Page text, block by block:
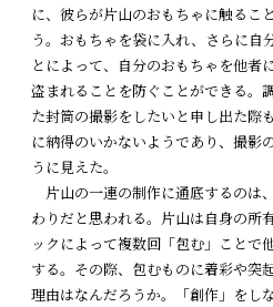
に、彼らが片山のおもちゃに触るこ
う。おもちゃを袋に入れ、さらに自
とによって、自分のおもちゃを他者
盗まれることを防ぐことができる。
た封筒の撮影をしたいと申し出た際
に納得のいかないようであり、撮影
うに見えた。
片山の一連の制作に通底するのは
わりだと思われる。片山は自身の所
ックによって複数回「包む」ことで
する。その際、包むものに着彩や突
理由はなんだろうか。「創作」をし